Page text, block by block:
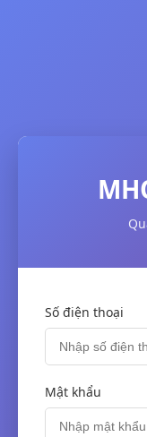
Số điện thoại
Mật khẩu